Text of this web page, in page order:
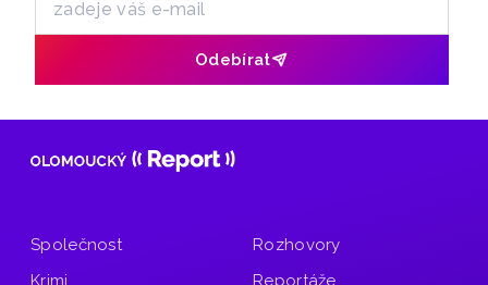
Odebírat
Společnost
Krimi
Rozhovory
Reportáže